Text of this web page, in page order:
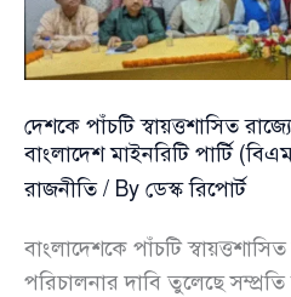
দেশকে পাঁচটি স্বায়ত্তশাসিত
বাংলাদেশ মাইনরিটি পার্টি
রাজনীতি/ By ডেস্ক রিপোর্ট
বাংলাদেশকে পাঁচটি
পরিচালনার দাবি তুলেছে